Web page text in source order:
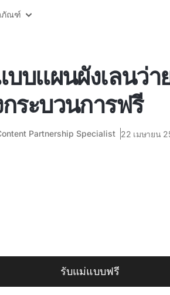
ภัณฑ์
บบแผนผังเลนว่
ระบวนการฟรี
Partnership Specialist 22 เมษายน
รับแม่แบบฟรี